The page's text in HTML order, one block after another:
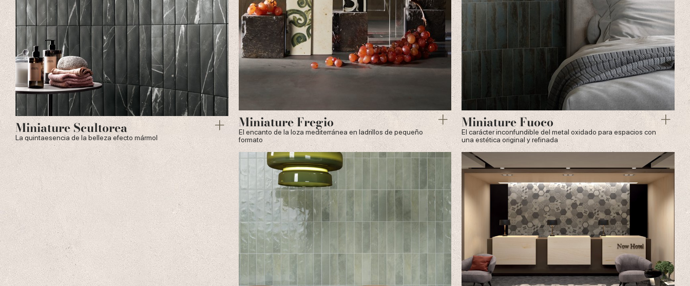
Miniature Fregio
El encanto de la loza mediterránea en ladrillos de pequeño
formato
Miniature Fuoco
El carácter inconfundible del metal oxidado para espacios con
una estética original y refinada
Miniature Scultorea
La quintaesencia de la belleza efecto mármol